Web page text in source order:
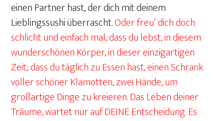
einen Partner hast, der dich mit deinem
Lieblingssushi überrascht.Oder freu‘ dich doch
schlicht und einfach mal, dass du lebst, in diesem
wunderschönen Körper, in dieser einzigartigen
Zeit; dass du täglich zu Essen hast, einen Schrank
voller schöner Klamotten, zwei Hände, um
großartige Dinge zu kreieren. Das Leben deiner
Träume, wartet nur auf DEINE Entscheidung. Es